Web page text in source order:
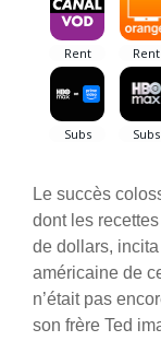
Le succès
dont les
de dollars,
américaine de
n’était pas
son frère Ted